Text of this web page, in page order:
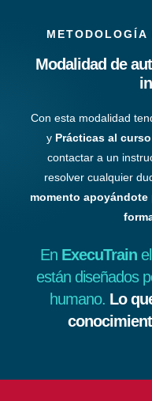
Modalidad de
Con esta modalidad
y Prácticas al curso
contactar a un
resolver cualquier
momento
En ExecuTrain
están diseñados
humano. Lo